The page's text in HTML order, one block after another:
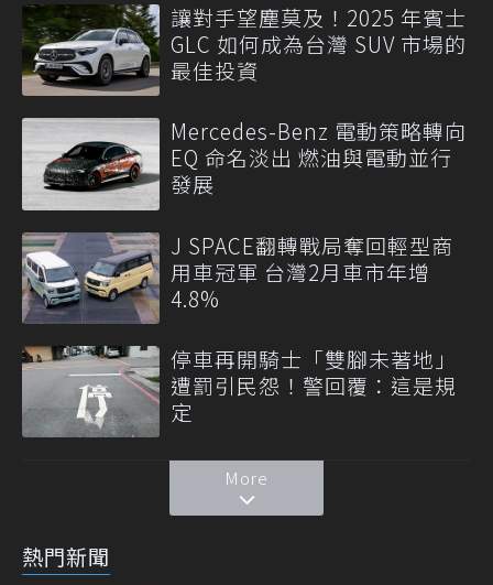
讓對手望塵莫及！2025 年賓士
GLC 如何成為台灣 SUV 市場的
最佳投資
Mercedes-Benz 電動策略轉向
EQ 命名淡出 燃油與電動並行
發展
J SPACE翻轉戰局奪回輕型商
用車冠軍 台灣2月車市年增
4.8%
停車再開騎士「雙腳未著地」
遭罰引民怨！警回覆：這是規
定
More
熱門新聞